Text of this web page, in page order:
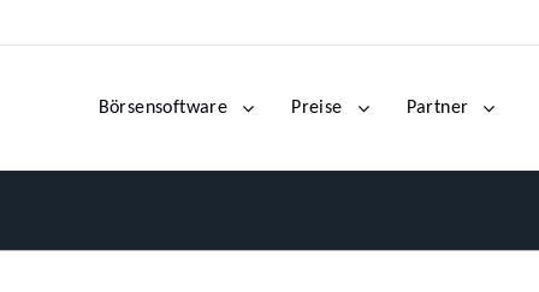
Börsensoftware Preise Partner